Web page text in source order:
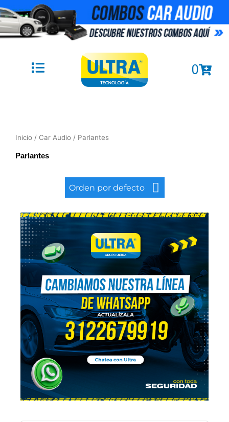
Ir
al
contenido
0
Cart
Inicio / Car Audio / Parlantes
Parlantes